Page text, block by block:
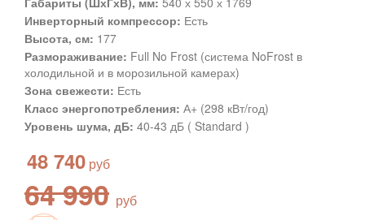
Инверторный компрессор: Есть
Высота, см: 177
Размораживание: Full No Frost (система NoFrost в
холодильной и в морозильной камерах)
Зона свежести: Есть
Класс энергопотребления: А+ (298 кВт/год)
Уровень шума, дБ: 40-43 дБ ( Standard )
48 740
64 990